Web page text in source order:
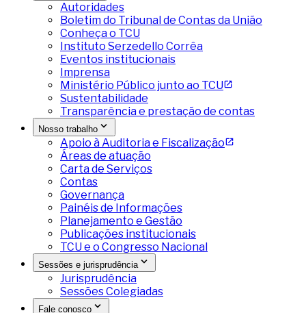
Autoridades
Boletim do Tribunal de Contas da União
Conheça o TCU
Instituto Serzedello Corrêa
Eventos institucionais
Imprensa
Ministério Público junto ao TCU
Sustentabilidade
Transparência e prestação de contas
Nosso trabalho
Apoio à Auditoria e Fiscalização
Áreas de atuação
Carta de Serviços
Contas
Governança
Painéis de Informações
Planejamento e Gestão
Publicações institucionais
TCU e o Congresso Nacional
Sessões e jurisprudência
Jurisprudência
Sessões Colegiadas
Fale conosco